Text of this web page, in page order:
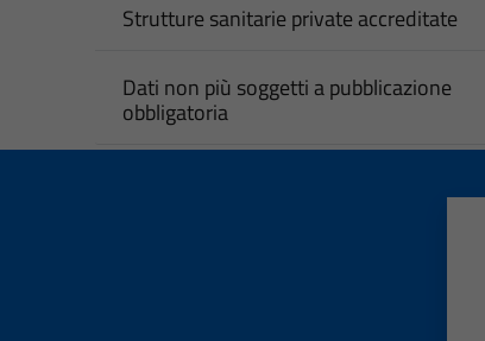
Strutture sanitarie private accreditate
Dati non più soggetti a pubblicazione
obbligatoria